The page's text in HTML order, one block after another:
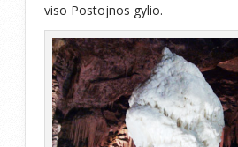
viso Postojnos gylio.